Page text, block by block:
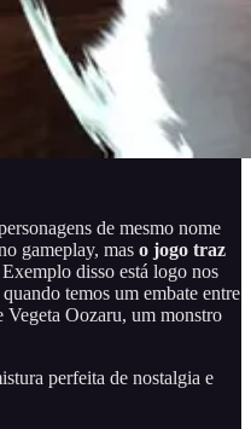
de mesmo nome
gameplay, mas o jogo traz
Exemplo disso está logo nos
temos um embate entre
Vegeta Oozaru, um monstro
perfeita de nostalgia e